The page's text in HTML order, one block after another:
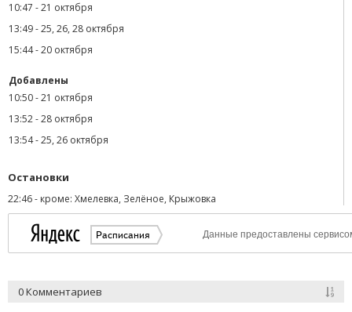
10:47 -21 октября
13:49-25, 26, 28 октября
15:44-20 октября
Добавлены
10:50-21 октября
13:52-28 октября
13:54-25, 26 октября
Остановки
22:46- кроме: Хмелевка, Зелёное, Крыжовка
0 Комментариев